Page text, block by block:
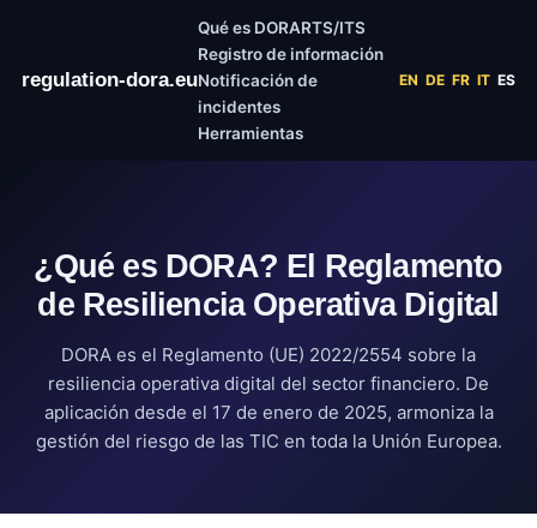
regulation-dora.eu
Qué es DORARTS/ITS
Registro de información
Notificación de
incidentes
Herramientas
EN DE FR IT ES
¿Qué es DORA? El Reglamento
de Resiliencia Operativa Digital
DORA es el Reglamento (UE) 2022/2554 sobre la
resiliencia operativa digital del sector financiero. De
aplicación desde el 17 de enero de 2025, armoniza la
gestión del riesgo de las TIC en toda la Unión Europea.